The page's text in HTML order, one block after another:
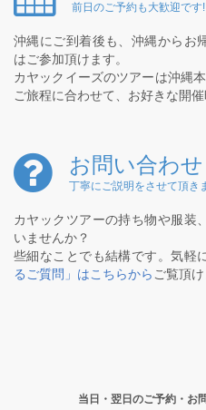
前日のご予約も大歓迎です!
沖縄にご到着後も、沖縄からお
はご参加頂けます。
カヤックイーズのツアーは沖縄
ご旅程に合わせて、お好きな開
お問い合わせ
丁寧にご説明をさせて頂き
カヤックツアーの持ち物や服装
いませんか？
些細なことでも結構です。気軽
るご質問」はこちらから ご覧頂け
当日・翌日のご予約・お